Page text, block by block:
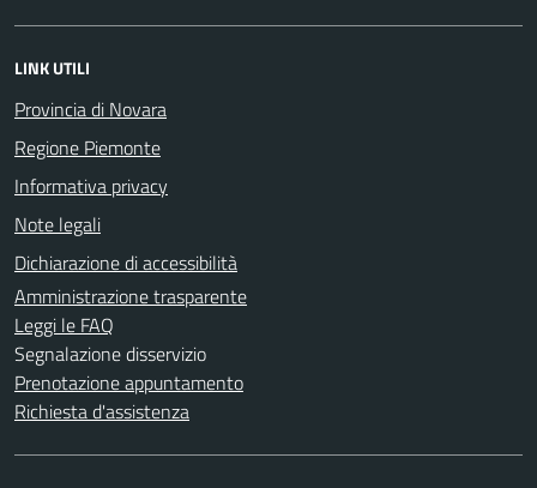
LINK UTILI
Provincia di Novara
Regione Piemonte
Informativa privacy
Note legali
Dichiarazione di accessibilità
Amministrazione trasparente
Leggi le FAQ
Segnalazione disservizio
Prenotazione appuntamento
Richiesta d'assistenza